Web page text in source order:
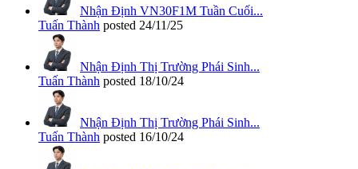
Nhận Định VN30F1M Tuần Cuối...
Tuấn Thành posted 24/11/25
Nhận Định Thị Trường Phái Sinh...
Tuấn Thành posted 18/10/24
Nhận Định Thị Trường Phái Sinh...
Tuấn Thành posted 16/10/24